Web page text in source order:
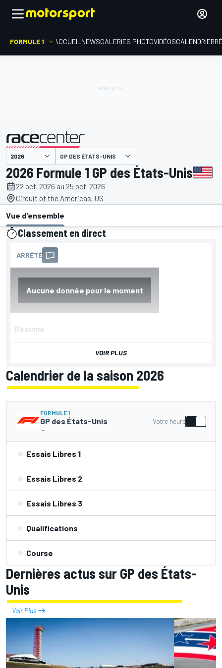
FORMULE 1 ACCUEIL NEWSGALERIES PHOTOVIDÉOSCALENDRIER
présenté par GP DES ÉTATS-UNIS
2026 Formule 1 GP des États-Unis
22 oct. 2026 au 25 oct. 2026
Circuit of the Americas, US
Vue d'ensemble
Classement en direct
présenté par
Résumé
VOIR PLUS
Calendrier de la saison 2026
FORMULE 1
GP des États-Unis
-
Votre heure
Essais Libres 1
Essais Libres 2
Essais Libres 3
Qualifications
Course
Dernières actus sur GP des États-
Unis
Voir Plus